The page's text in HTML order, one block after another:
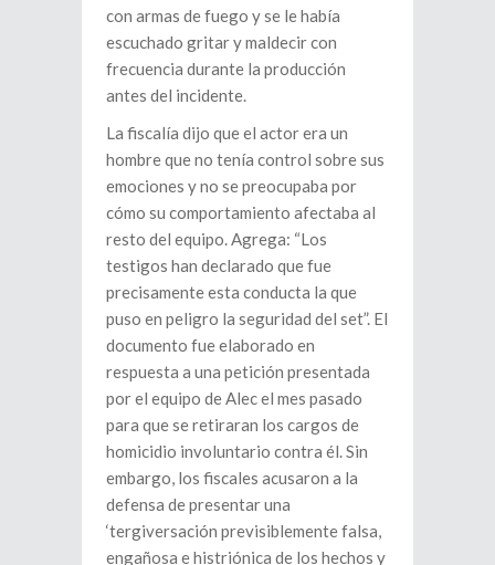
con armas de fuego y se le había
escuchado gritar y maldecir con
frecuencia durante la producción
antes del incidente.
La fiscalía dijo que el actor era un
hombre que no tenía control sobre sus
emociones y no se preocupaba por
cómo su comportamiento afectaba al
resto del equipo. Agrega: “Los
testigos han declarado que fue
precisamente esta conducta la que
puso en peligro la seguridad del set”. El
documento fue elaborado en
respuesta a una petición presentada
por el equipo de Alec el mes pasado
para que se retiraran los cargos de
homicidio involuntario contra él. Sin
embargo, los fiscales acusaron a la
defensa de presentar una
‘tergiversación previsiblemente falsa,
engañosa e histriónica de los hechos y